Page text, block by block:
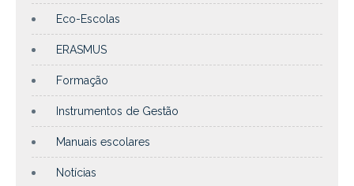
Eco-Escolas
ERASMUS
Formação
Instrumentos de Gestão
Manuais escolares
Notícias